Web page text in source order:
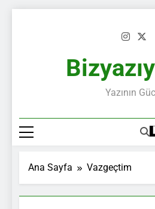
Yazının
Ana Sayfa Vazgeçtim